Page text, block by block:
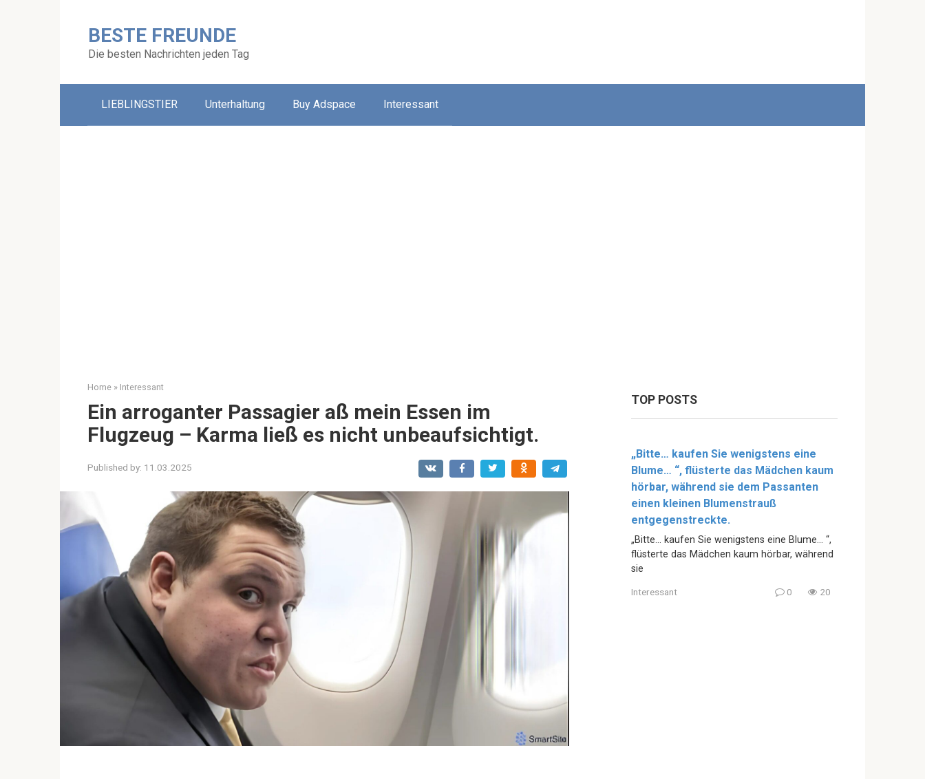
BESTE FREUNDE
Die besten Nachrichten jeden Tag
LIEBLINGSTIER Unterhaltung Buy Adspace Interessant
Home » Interessant
Ein arroganter Passagier aß mein Essen im
Flugzeug – Karma ließ es nicht unbeaufsichtigt.
Published by: 11.03.2025
TOP POSTS
„Bitte… kaufen Sie wenigstens eine
Blume… “, flüsterte das Mädchen kaum
hörbar, während sie dem Passanten
einen kleinen Blumenstrauß
entgegenstreckte.
„Bitte… kaufen Sie wenigstens eine Blume… “,
flüsterte das Mädchen kaum hörbar, während
sie
Interessant 0 20